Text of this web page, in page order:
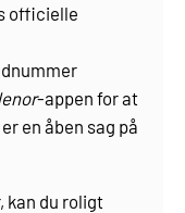
officielle
-appen for at
en åben sag på
kan du roligt